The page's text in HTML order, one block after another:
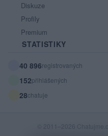
Diskuze
Profily
Premium
STATISTIKY
40 896registrovaných
152přihlášených
28chatuje
© 2011–2026 Chatujme.cz